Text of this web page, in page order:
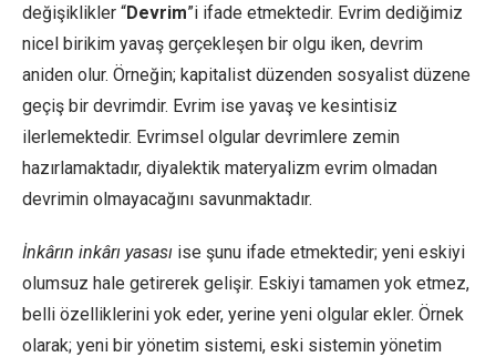
değişiklikler “Devrim”i ifade etmektedir. Evrim dediğimiz
nicel birikim yavaş gerçekleşen bir olgu iken, devrim
aniden olur. Örneğin; kapitalist düzenden sosyalist düzene
geçiş bir devrimdir. Evrim ise yavaş ve kesintisiz
ilerlemektedir. Evrimsel olgular devrimlere zemin
hazırlamaktadır, diyalektik materyalizm evrim olmadan
devrimin olmayacağını savunmaktadır.
İnkârın inkârı yasası ise şunu ifade etmektedir; yeni eskiyi
olumsuz hale getirerek gelişir. Eskiyi tamamen yok etmez,
belli özelliklerini yok eder, yerine yeni olgular ekler. Örnek
olarak; yeni bir yönetim sistemi, eski sistemin yönetim